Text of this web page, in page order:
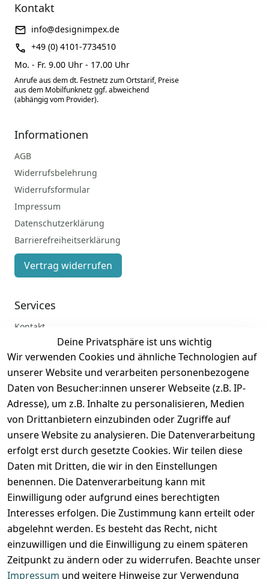
Deine Privatsphäre ist uns wichtig
Wir verwenden Cookies und ähnliche Technologien auf
unserer Website und verarbeiten personenbezogene
Daten von Besucher:innen unserer Webseite (z.B. IP-
Adresse), um z.B. Inhalte zu personalisieren, Medien
von Drittanbietern einzubinden oder Zugriffe auf
unsere Website zu analysieren. Die Datenverarbeitung
erfolgt erst durch gesetzte Cookies. Wir teilen diese
Daten mit Dritten, die wir in den Einstellungen
benennen. Die Datenverarbeitung kann mit
Einwilligung oder aufgrund eines berechtigten
Interesses erfolgen. Die Zustimmung kann erteilt oder
abgelehnt werden. Es besteht das Recht, nicht
einzuwilligen und die Einwilligung zu einem späteren
Zeitpunkt zu ändern oder zu widerrufen. Beachte unser
Impressum und weitere Hinweise zur Verwendung
Kontakt
info@designimpex.de
+49 (0) 4101-7734510
Mo. - Fr. 9.00 Uhr - 17.00 Uhr
Anrufe aus dem dt. Festnetz zum Ortstarif, Preise
aus dem Mobilfunknetz ggf. abweichend
(abhängig vom Provider).
Informationen
AGB
Widerrufsbelehrung
Widerrufsformular
Impressum
Datenschutzerklärung
Barrierefreiheitserklärung
Vertrag widerrufen
Services
Kontakt
Registrieren
Zahlung und Versand
VORKASSE RECHNUNG